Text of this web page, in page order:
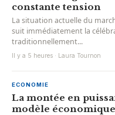
constante tension
La situation actuelle du
suit immédiatement la
traditionnellement...
Il y a 5 heures · Laura Tournon
ECONOMIE
La montée en
modèle